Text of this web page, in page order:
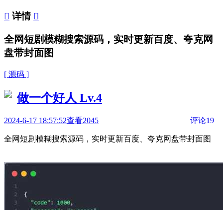
 详情 
全网短剧模糊搜索源码，实时更新百度、夸克网
盘带封面图
[ 源码 ]
做一个好人 Lv.4
2024-6-17 18:57:52查看2045 评论19
全网短剧模糊搜索源码，实时更新百度、夸克网盘带封面图